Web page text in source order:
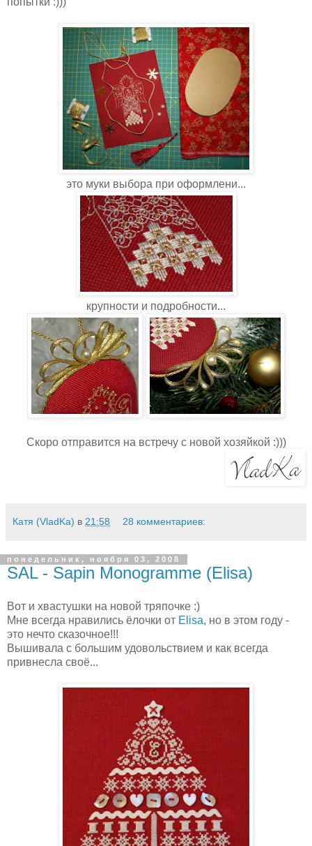
это муки выбора при оформлени...
крупности и подробности...
Скоро отправится на встречу с новой хозяйкой :)))
Катя (VladKa) в 21:58 28 комментариев:
понедельник, ноября 03, 2008
SAL - Sapin Monogramme (Elisa)
Вот и хвастушки на новой тряпочке :)
Мне всегда нравились ёлочки от Elisa, но в этом году -
это нечто сказочное!!!
Вышивала с большим удовольствием и как всегда
привнесла своё...